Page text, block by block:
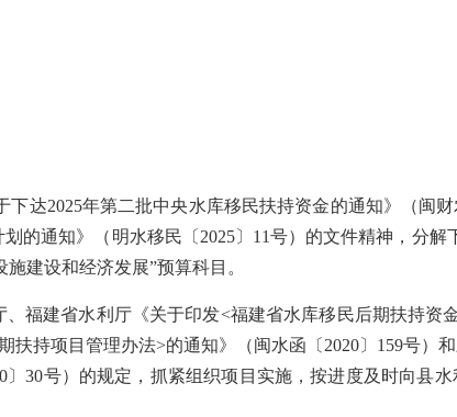
下达2025年第二批中央水库移民扶持资金的通知》（闽财
的通知》（明水移民〔 2025〕 11号） 的文件精神，分解
施建设和经济发展”预算科目。
福建省水利厅《关于印发<福建省水库移民后期扶持资
扶持项目管理办法>的通知》（闽水函〔 2020〕 159号）
〕30号）的规定，抓紧组织项目实施，按进度及时向县